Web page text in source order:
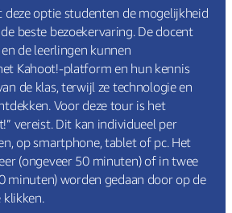
deze optie studenten de mogelijkheid
beste bezoekervaring. De docent
de leerlingen kunnen
Kahoot!-platform en hun kennis
de klas, terwijl ze technologie en
Voor deze tour is het
vereist. Dit kan individueel per
op smartphone, tablet of pc. Het
(ongeveer 50 minuten) of in twee
minuten) worden gedaan door op de